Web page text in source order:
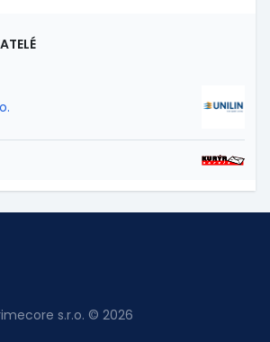
s.r.o. © 2026